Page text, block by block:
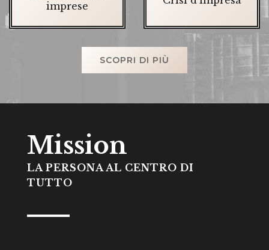
imprese
SCOPRI DI PIÙ
Mission
LA PERSONA AL CENTRO DI
TUTTO